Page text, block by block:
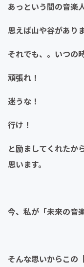
あっという間の音楽
思えば山や谷があり
それでも、。いつの
頑張れ！
迷うな！
行け！
と励ましてくれたか
思います。
今、私が「未来の音
そんな思いからこの